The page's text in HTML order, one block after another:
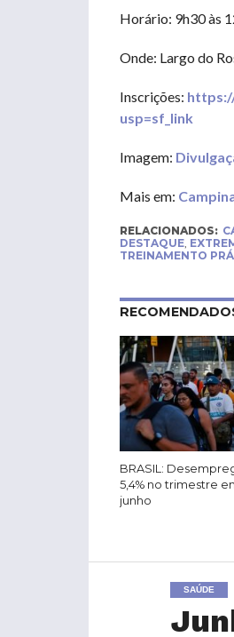
Horário: 9h30 às
Onde: Largo do
Inscrições:
usp=sf_link
Imagem:
Mais em:
RELACIONADOS:
DESTAQUE,
TREINAMENTO
BRASIL:
5,4% no trimestre
junho
SAÚDE